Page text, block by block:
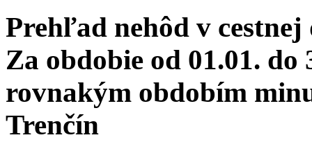
Prehľad nehôd v cestnej
Za obdobie od 01.01. do
rovnakým obdobím
Trenčín